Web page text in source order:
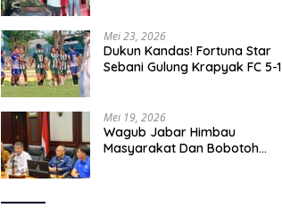
Mei 23, 2026
Dukun Kandas! Fortuna Star
Sebani Gulung Krapyak FC 5-1
Mei 19, 2026
Wagub Jabar Himbau
Masyarakat Dan Bobotoh